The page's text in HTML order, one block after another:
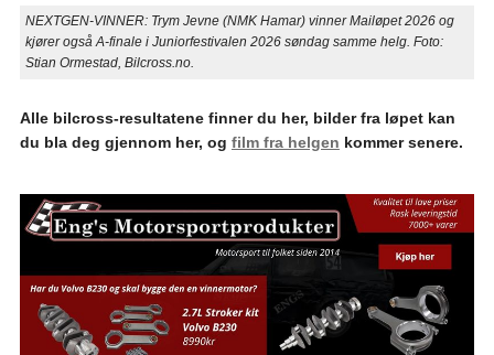
NEXTGEN-VINNER: Trym Jevne (NMK Hamar) vinner Mailøpet 2026 og
kjører også A-finale i Juniorfestivalen 2026 søndag samme helg. Foto:
Stian Ormestad, Bilcross.no.
Alle bilcross-resultatene finner du her, bilder fra løpet kan
du bla deg gjennom her, og film fra helgen kommer senere.